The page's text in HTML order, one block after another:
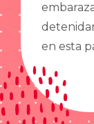
en esta